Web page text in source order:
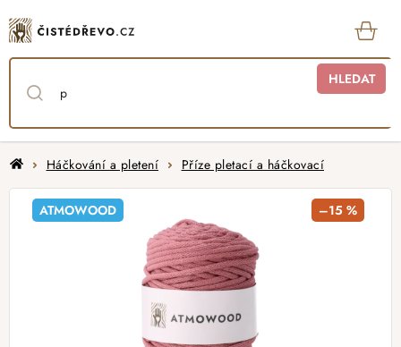
na
obsah
HLEDAT
DomůHáčkování a pletení Příze pletací a háčkovací
ATMOWOOD –15 %